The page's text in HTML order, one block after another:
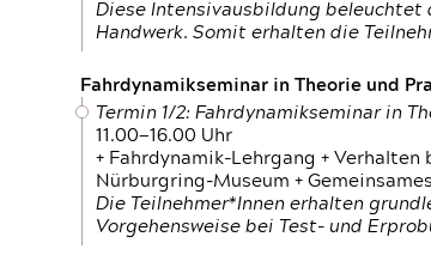
Diese Intensivausbildung beleuchtet
Handwerk. Somit erhalten die
Fahrdynamikseminar in Theorie und
Termin 1/2: Fahrdynamikseminar in
11.00—16.00 Uhr
+ Fahrdynamik-Lehrgang + Verhalten
Nürburgring-Museum +
Die Teilnehmer*Innen erhalten
Vorgehensweise bei Test- und